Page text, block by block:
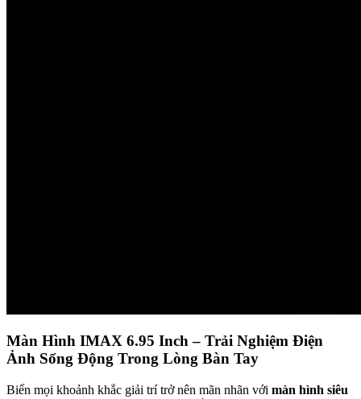
Màn Hình IMAX 6.95 Inch – Trải Nghiệm Điện
Ảnh Sống Động Trong Lòng Bàn Tay
Biến mọi khoảnh khắc giải trí trở nên mãn nhãn với màn hình siêu